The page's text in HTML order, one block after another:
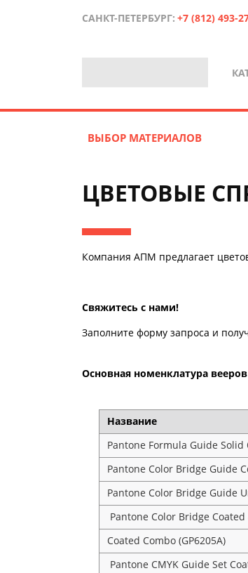
САНКТ-ПЕТЕРБУРГ: +7 (812) 493-
ВЫБОР МАТЕРИАЛОВ
ЦВЕТОВЫЕ
Компания АПМ предлагает
Свяжитесь с нами!
Заполните форму запроса и
Основная номенклатура
Название
Pantone Formula Guide Solid
Pantone Color Bridge Guide
Pantone Color Bridge Guide
Pantone Color Bridge Coated
Coated Combo (GP6205A)
Pantone CMYK Guide Set